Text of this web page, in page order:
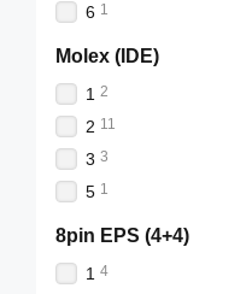
6 1
Molex (IDE)
1 2
2 11
3 3
5 1
8pin EPS (4+4)
1 4